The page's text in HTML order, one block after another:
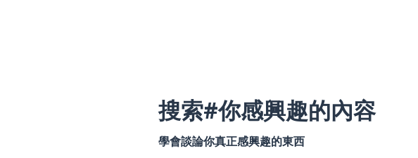
搜索#你感興趣的內容
學會談論你真正感興趣的東西